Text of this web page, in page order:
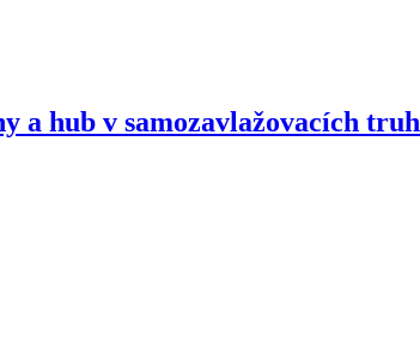
a hub v samozavlažovacích